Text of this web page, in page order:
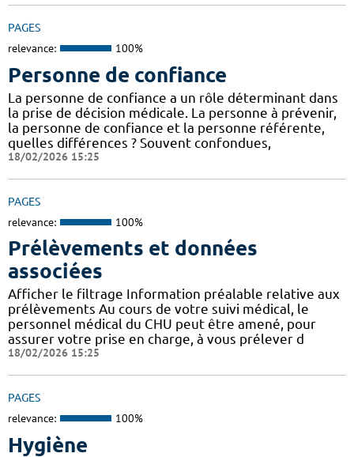
PAGES
relevance: 100%
Personne de confiance
La personne de confiance a un rôle déterminant dans
la prise de décision médicale. La personne à prévenir,
la personne de confiance et la personne référente,
quelles différences ? Souvent confondues,
18/02/2026 15:25
PAGES
relevance: 100%
Prélèvements et données
associées
Afficher le filtrage Information préalable relative aux
prélèvements Au cours de votre suivi médical, le
personnel médical du CHU peut être amené, pour
assurer votre prise en charge, à vous prélever d
18/02/2026 15:25
PAGES
relevance: 100%
Hygiène